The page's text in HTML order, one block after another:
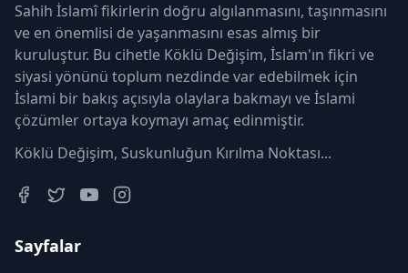
Sahih İslamî fikirlerin doğru algılanmasını, taşınmasını
ve en önemlisi de yaşanmasını esas almış bir
kuruluştur. Bu cihetle Köklü Değişim, İslam'ın fikri ve
siyasi yönünü toplum nezdinde var edebilmek için
İslami bir bakış açısıyla olaylara bakmayı ve İslami
çözümler ortaya koymayı amaç edinmiştir.
Köklü Değişim, Suskunluğun Kırılma Noktası...
Sayfalar